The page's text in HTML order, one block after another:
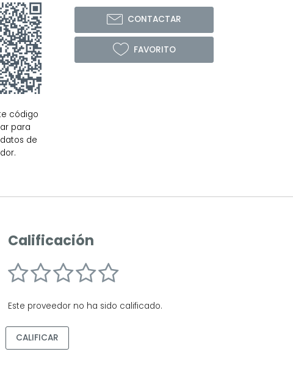
código
para
de
CONTACTAR
FAVORITO
Calificación
Este proveedor no ha sido calificado.
CALIFICAR